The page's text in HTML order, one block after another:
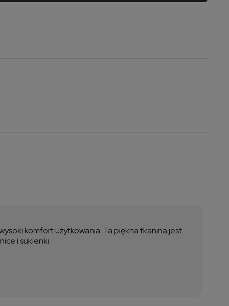
komfort użytkowania. Ta piękna tkanina jest
i sukienki.